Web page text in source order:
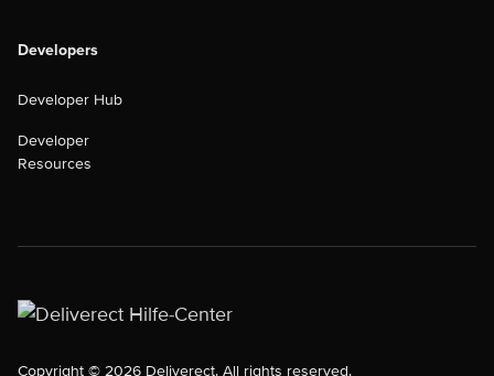
Developers
Developer Hub
Developer
Resources
Copyright © 2026 Deliverect. All rights reserved.